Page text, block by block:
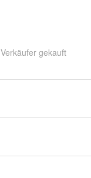
gekauft